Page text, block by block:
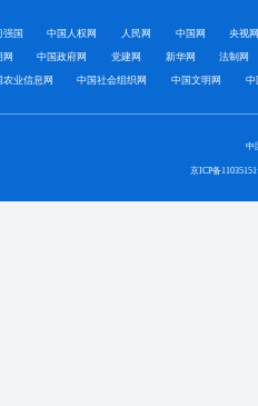
强国 中国人权网 人民网 中国网 央视
网 中国政府网 党建网 新华网 法制网
农业信息网 中国社会组织网 中国文明网 中
中
京ICP备